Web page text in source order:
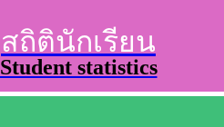
สถิตินักเรียน
Student statistics